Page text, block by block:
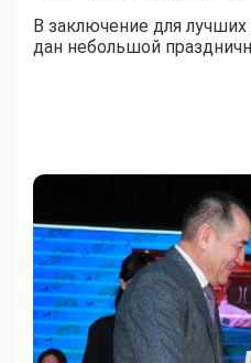
В заключение для
дан небольшой